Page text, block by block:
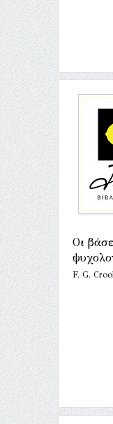
Οι
F. G.